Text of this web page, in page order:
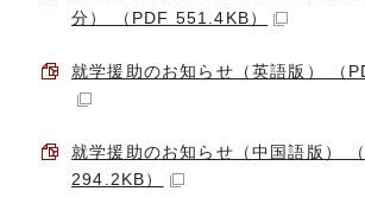
分） （PDF 551.4KB）
就学援助のお知らせ（英語版） （
就学援助のお知らせ（中国語版）
294.2KB）